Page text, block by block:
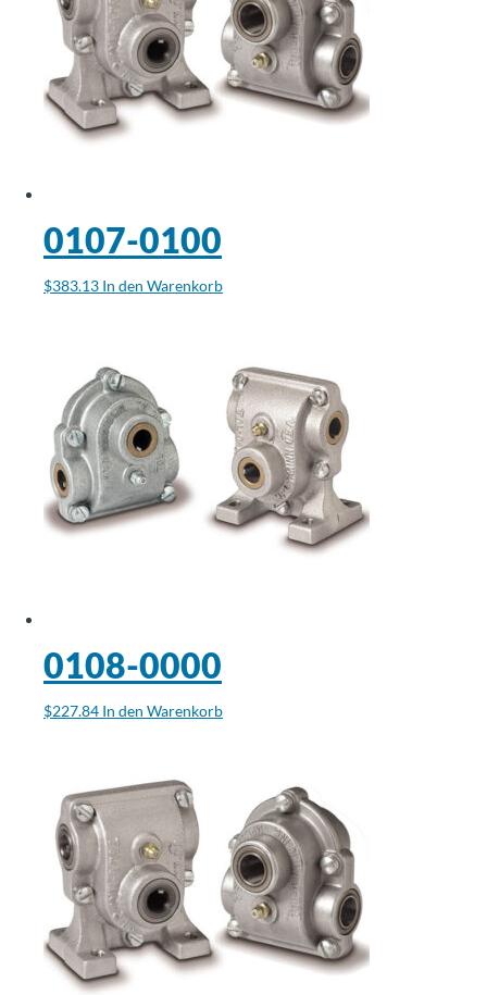
0107-0100
$383.13 In den Warenkorb
0108-0000
$227.84 In den Warenkorb